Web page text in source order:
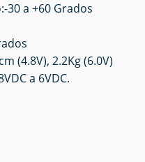
a +60 Grados
(4.8V), 2.2Kg (6.0V)
a 6VDC.